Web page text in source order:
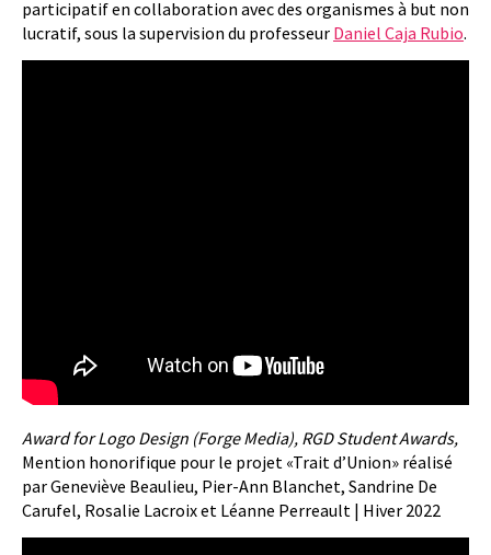
participatif en collaboration avec des organismes à but non
lucratif, sous la supervision du professeur Daniel Caja Rubio.
Award for Logo Design (Forge Media), RGD Student Awards,
Mention honorifique pour le projet «Trait d’Union» réalisé
par Geneviève Beaulieu, Pier-Ann Blanchet, Sandrine De
Carufel, Rosalie Lacroix et Léanne Perreault | Hiver 2022